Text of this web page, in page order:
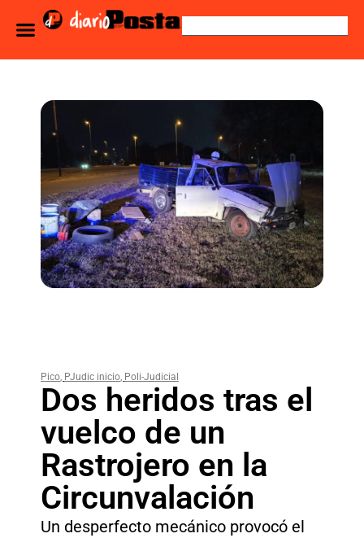
Pico, PJudic inicio, Poli-Judicial
Dos heridos tras el
vuelco de un
Rastrojero en la
Circunvalación
Un desperfecto mecánico provocó el